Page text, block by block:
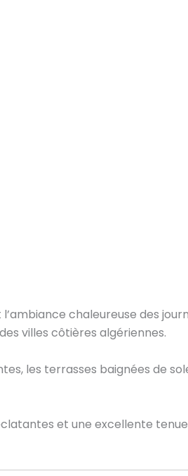
chaleureuse des
villes côtières algériennes.
les terrasses baignées de
et une excellente